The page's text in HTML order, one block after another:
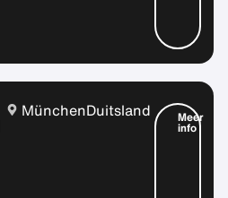
MünchenDuitsland Meer
info